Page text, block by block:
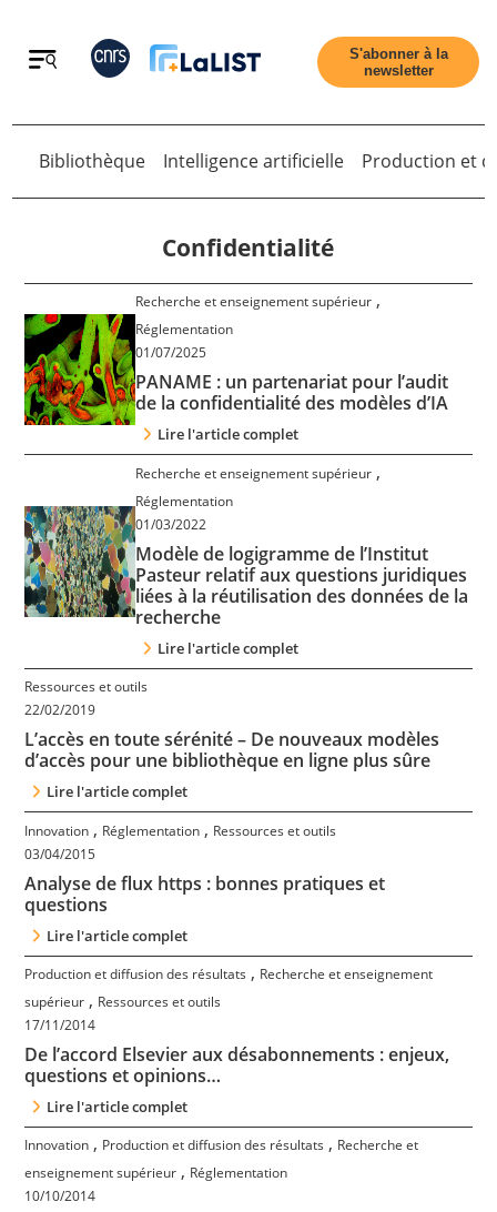
Retour
Accueil
Tous les articles
Qui sommes nous ?
Contact
Nous suivre
S'abonner à la
newsletter
Bibliothèque Intelligence artificielle Production et
Confidentialité
Recherche et enseignement supérieur ,
Réglementation
01/07/2025
PANAME : un partenariat pour l’audit
de la confidentialité des modèles d’IA
Lire l'article complet
Recherche et enseignement supérieur ,
Réglementation
01/03/2022
Modèle de logigramme de l’Institut
Pasteur relatif aux questions juridiques
liées à la réutilisation des données de la
recherche
Lire l'article complet
Ressources et outils
22/02/2019
L’accès en toute sérénité – De nouveaux modèles
d’accès pour une bibliothèque en ligne plus sûre
Lire l'article complet
Innovation , Réglementation , Ressources et outils
03/04/2015
Analyse de flux https : bonnes pratiques et
questions
Lire l'article complet
Production et diffusion des résultats , Recherche et enseignement
supérieur , Ressources et outils
17/11/2014
De l’accord Elsevier aux désabonnements : enjeux,
questions et opinions…
Lire l'article complet
Innovation , Production et diffusion des résultats , Recherche et
enseignement supérieur , Réglementation
10/10/2014